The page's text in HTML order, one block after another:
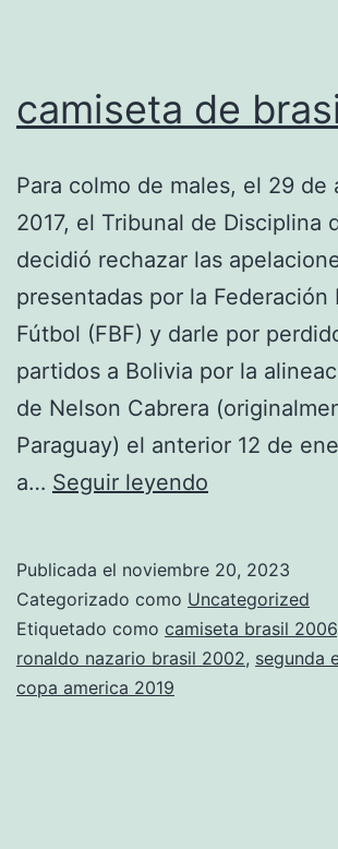
camiseta de
Para colmo de males, el 29 de
2017, el Tribunal de Disciplina
decidió rechazar las
presentadas por la Federación
Fútbol (FBF) y darle por
partidos a Bolivia por la
de Nelson Cabrera
Paraguay) el anterior 12 de
a… Seguir leyendo
2014
Publicada el noviembre 20, 2023
Categorizado como Uncategorized
Etiquetado como camiseta brasil 2006
ronaldo nazario brasil 2002, segunda
copa america 2019